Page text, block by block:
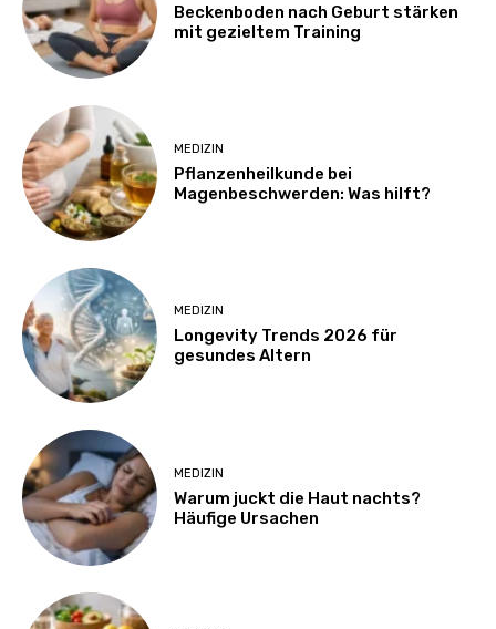
Beckenboden nach Geburt stärken
mit gezieltem Training
MEDIZIN
Pflanzenheilkunde bei
Magenbeschwerden: Was hilft?
MEDIZIN
Longevity Trends 2026 für
gesundes Altern
MEDIZIN
Warum juckt die Haut nachts?
Häufige Ursachen